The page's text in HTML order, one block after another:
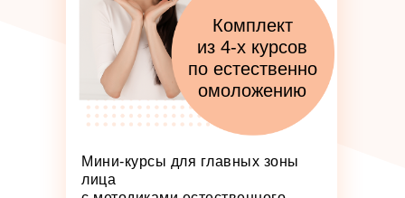
Комплект
из 4-х курсов
по естественно
омоложению
Мини-курсы для главных зоны
лица